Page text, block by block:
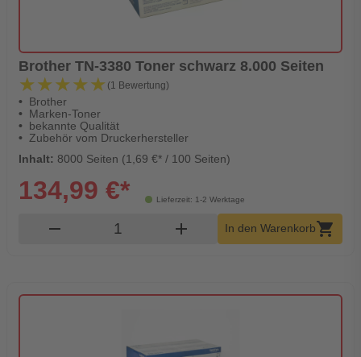
Brother TN-3380 Toner schwarz 8.000 Seiten
★★★★★
★★★★★ (1 Bewertung)
Brother
Marken-Toner
bekannte Qualität
Zubehör vom Druckerhersteller
Inhalt: 8000 Seiten (1,69 €* / 100 Seiten)
Lieferzeit: 1-2 Werktage
134,99 €*
remove Produkt Warenkorb Menge
add In den Warenkorbshopping_cart